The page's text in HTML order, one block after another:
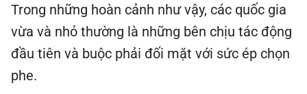
Trong những hoàn cảnh như vậy, các quốc gia
vừa và nhỏ thường là những bên chịu tác động
đầu tiên và buộc phải đối mặt với sức ép chọn
phe.